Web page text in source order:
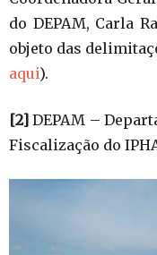
do DEPAM, Carla
objeto das
aqui).
[2] DEPAM –
Fiscalização do